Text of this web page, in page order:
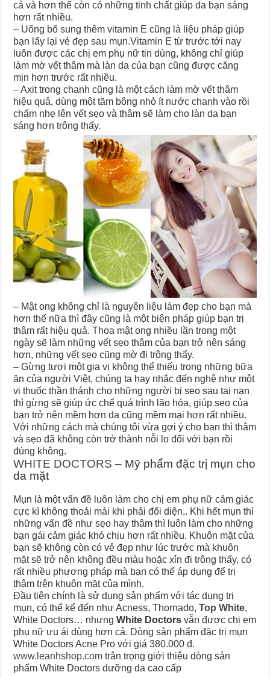
cả và hơn thế còn có những tinh chất giúp da bạn sáng
hơn rất nhiều.
– Uống bổ sung thêm vitamin E cũng là liệu pháp giúp
bạn lấy lại vẻ đẹp sau mụn.Vitamin E từ trước tới nay
luôn được các chị em phụ nữ tin dùng, không chỉ giúp
làm mờ vết thâm mà làn da của bạn cũng được căng
mịn hơn trước rất nhiều.
– Axit trong chanh cũng là một cách làm mờ vết thâm
hiệu quả, dùng một tăm bông nhỏ ít nước chanh vào rồi
chấm nhẹ lên vết sẹo và thâm sẽ làm cho làn da bạn
sáng hơn trông thấy.
– Mật ong không chỉ là nguyên liệu làm đẹp cho bạn mà
hơn thế nữa thì đây cũng là một biện pháp giúp bạn trị
thâm rất hiệu quả. Thoa mật ong nhiều lần trong một
ngày sẽ làm những vết sẹo thâm của bạn trở nên sáng
hơn, những vết sẹo cũng mờ đi trông thấy.
– Gừng tươi một gia vị không thể thiếu trong những bữa
ăn của người Việt, chúng ta hay nhắc đến nghệ như một
vị thuốc thần thánh cho những người bị sẹo sau tai nạn
thì gừng sẽ giúp ức chế quá trình lão hóa, giúp sẹo của
bạn trở nên mềm hơn da cũng mềm mại hơn rất nhiều.
Với những cách mà chúng tôi vừa gợi ý cho bạn thì thâm
và sẹo đã không còn trở thành nỗi lo đối với bạn rồi
đúng không.
WHITE DOCTORS – Mỹ phẩm đặc trị mụn cho
da mặt
Mụn là một vấn đề luôn làm cho chị em phụ nữ cảm giác
cực kì không thoải mái khi phải đối diện,. Khi hết mụn thì
những vấn đề như sẹo hay thâm thì luôn làm cho những
bạn gái cảm giác khó chịu hơn rất nhiều. Khuôn mặt của
bạn sẽ không còn có vẻ đẹp như lúc trước mà khuôn
mặt sẽ trở nên không đều màu hoặc xỉn đi trông thấy, có
rất nhiều phương pháp mà bạn có thể áp dụng để trị
thâm trên khuôn mặt của mình.
Đầu tiên chính là sử dụng sản phẩm với tác dụng trị
mụn, có thể kể đến như Acness, Thornado,Top White,
White Doctors… nhưngWhite Doctors vẫn được chị em
phụ nữ ưu ái dùng hơn cả. Dòng sản phẩm đặc trị mụn
White Doctors Acne Pro với giá 380.000 đ.
www.leanhshop.com trân trọng giới thiệu dòng sản
phẩm White Doctors dưỡng da cao cấp